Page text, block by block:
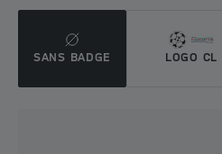
SANS BADGE LOGO CL